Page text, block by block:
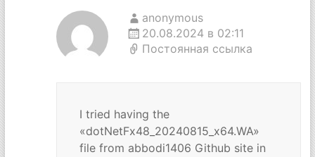
anonymous
20.08.2024 в 02:11
Постоянная ссылка
I tried having the
«dotNetFx48_20240815_x64.WA»
file from abbodi1406 Github site in